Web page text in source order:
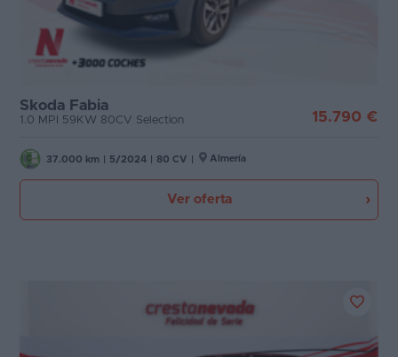
Skoda Fabia
1.0 MPI 59KW 80CV Selection 15.790 €
37.000 km 5/2024 80 CV Almería
Ver oferta